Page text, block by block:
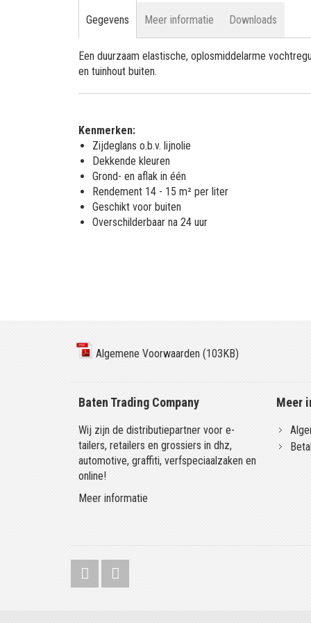
Gegevens
Een duurzaam elastische, oplosmiddelarme
en tuinhout buiten.
Kenmerken:
Zijdeglans o.b.v. lijnolie
Dekkende kleuren
Grond- en aflak in één
Rendement 14 - 15 m² per liter
Geschikt voor buiten
Overschilderbaar na 24 uur
Meer informatie Downloads
Algemene Voorwaarden (103KB)
Baten Trading Company
Wij zijn de distributiepartner voor e-
tailers, retailers en grossiers in dhz,
automotive, graffiti, verfspeciaalzaken en
online!
Meer informatie
Meer